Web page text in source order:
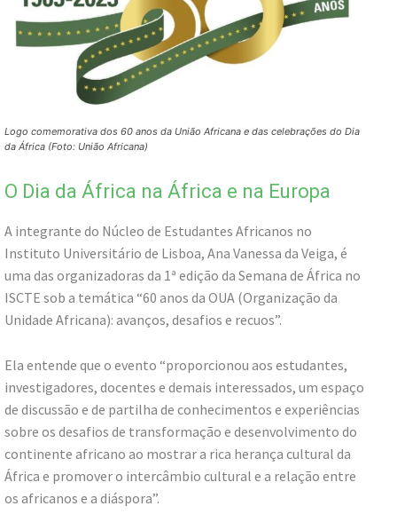
Logo comemorativa dos 60 anos da União Africana e das celebrações do Dia
da África (Foto: União Africana)
O Dia da África na África e na Europa
A integrante do Núcleo de Estudantes Africanos no
Instituto Universitário de Lisboa, Ana Vanessa da Veiga, é
uma das organizadoras da 1ª edição da Semana de África no
ISCTE sob a temática “60 anos da OUA (Organização da
Unidade Africana): avanços, desafios e recuos”.
Ela entende que o evento “proporcionou aos estudantes,
investigadores, docentes e demais interessados, um espaço
de discussão e de partilha de conhecimentos e experiências
sobre os desafios de transformação e desenvolvimento do
continente africano ao mostrar a rica herança cultural da
África e promover o intercâmbio cultural e a relação entre
os africanos e a diáspora”.